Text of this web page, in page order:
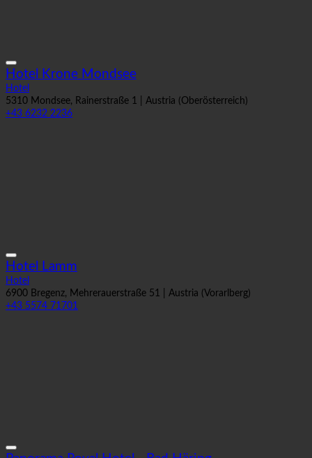
Hotel Krone Mondsee
Hotel
5310 Mondsee, Rainerstraße 1 | Austria (Oberösterreich)
+43 6232 2236
Hotel Lamm
Hotel
6900 Bregenz, Mehrerauerstraße 51 | Austria (Vorarlberg)
+43 5574 71701
Panorama Royal Hotel - Bad Häring